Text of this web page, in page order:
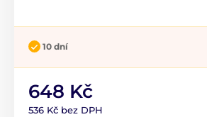
10 dní
648 Kč
536 Kč bez DPH